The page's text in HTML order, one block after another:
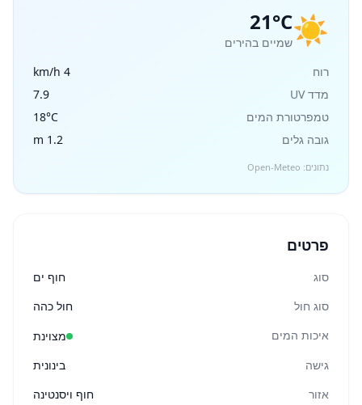
☀️
21°C
שמיים בהירים
רוח
4 km/h
מדד UV
7.9
טמפרטורת המים
18°C
גובה גלים
1.2 m
נתונים: Open-Meteo
פרטים
סוג
חוף ים
סוג חול
חול כהה
איכות המים
מצוינת
גישה
בינונית
אזור
חוף ויסנטינה